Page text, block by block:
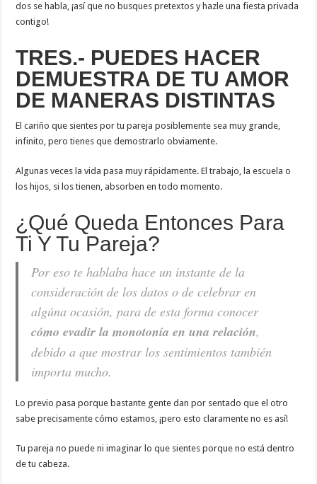
dos se habla, ¡así que no busques pretextos y hazle una fiesta privada
contigo!
TRES.- PUEDES HACER
DEMUESTRA DE TU AMOR
DE MANERAS DISTINTAS
El cariño que sientes por tu pareja posiblemente sea muy grande,
infinito, pero tienes que demostrarlo obviamente.
Algunas veces la vida pasa muy rápidamente. El trabajo, la escuela o
los hijos, si los tienen, absorben en todo momento.
¿Qué Queda Entonces Para
Ti Y Tu Pareja?
Por eso te hablaba hace un instante de la
consideración de los datos o de celebrar en
algúna ocasión, para de esta forma conocer
cómo evadir la monotonía en una relación,
debido a que mostrar los sentimientos también
importa mucho.
Lo previo pasa porque bastante gente dan por sentado que el otro
sabe precisamente cómo estamos, ¡pero esto claramente no es así!
Tu pareja no puede ni imaginar lo que sientes porque no está dentro
de tu cabeza.